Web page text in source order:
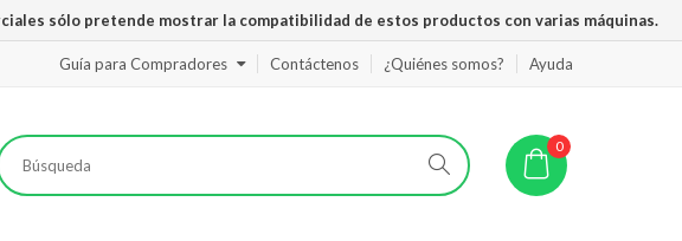
sólo pretende mostrar la compatibilidad de estos productos con varias máquinas.
Guía para Compradores Contáctenos ¿Quiénes somos? Ayuda
0